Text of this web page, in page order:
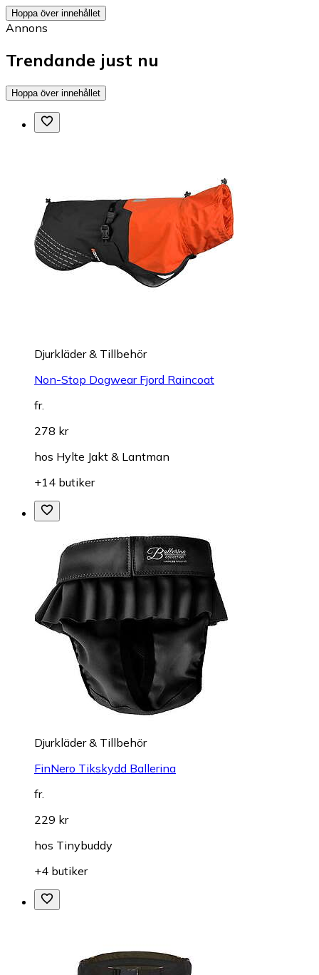
Hoppa över innehållet
Annons
Trendande just nu
Hoppa över innehållet
Djurkläder & Tillbehör
Non-Stop Dogwear Fjord Raincoat
fr.
278 kr
hos Hylte Jakt & Lantman
+14 butiker
Djurkläder & Tillbehör
FinNero Tikskydd Ballerina
fr.
229 kr
hos Tinybuddy
+4 butiker